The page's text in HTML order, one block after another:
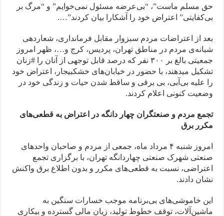
حق مسلم ماست”، “بی‌عرضه مسئول نمی‌خوایم” و “مرگ بر
بی‌کفایتی” اعتراض خود را آشکارا بیان کردند”….
بعد از اعتراضات مردم سبزوار مقابل فرمانداری، شعاردهی
شبانه‌ی مردم در مناطق تهران، پردیس، کرج و‌…، ظهر امروز
جمعیتی بالغ بر ۳۰۰ نفر که درصد قابل توجهی از آنان‌ را #زنان
تشکیل میدهند، با حضور در خیابان‌های خشکبیجار، اعتراض خود
را علیه بی‌آبی، بی ‌برقی و ساقط شدن حیات و زندگی خود در
وضعیت کنونی اعلام کردند.
تجمع مردم و صنعتگران چهار دانگه در اعتراض به قطعی‌های
مکرر برق
امروز شنبه ۴ مرداد ماه، جمعی از مردم و صاحبان واحدهای
صنعتی شهرک صنعتی چهاردانگه تهران، با برگزاری تجمع
اعتراضی، نسبت به قطعی‌های مکرر و بدون اطلاع برق واکنش
نشان دادند.
این خاموشی‌های بی‌برنامه موجب خسارات سنگین به
ماشین‌آلات، توقف خطوط تولید، زیان مالی گسترده و بیکاری